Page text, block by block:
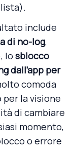
include
di no-log,
lo sblocco
dall’app per
comoda
la visione
di cambiare
momento,
o errore